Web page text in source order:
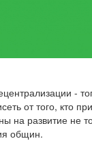
-
от того, кто
на развитие не
общин.